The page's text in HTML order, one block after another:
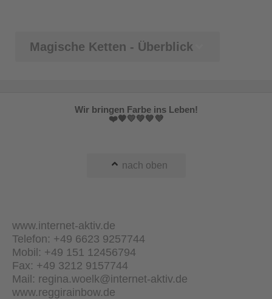
Magische Ketten - Überblick
Wir bringen Farbe ins Leben!
❤️🧡💛💚💙💜
nach oben
www.internet-aktiv.de
Telefon: +49 6623 9257744
Mobil: +49 151 12456794
Fax: +49 3212 9157744
Mail: regina.woelk@internet-aktiv.de
www.reggirainbow.de